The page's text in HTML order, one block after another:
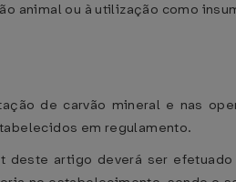
animal ou à utilização como
de carvão mineral e nas
em regulamento.
artigo deverá ser